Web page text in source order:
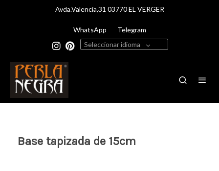
Avda.Valencia,31 03770 EL VERGER
WhatsApp
Telegram
Seleccionar idioma
Base tapizada de 15cm